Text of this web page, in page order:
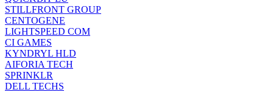
STILLFRONT GROUP
CENTOGENE
LIGHTSPEED COM
CI GAMES
KYNDRYL HLD
AIFORIA TECH
SPRINKLR
DELL TECHS